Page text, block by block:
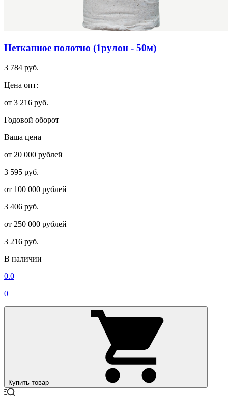
Нетканное полотно (1рулон - 50м)
3 784 руб.
Цена опт:
от 3 216 руб.
Годовой оборот
Ваша цена
от 20 000 рублей
3 595 руб.
от 100 000 рублей
3 406 руб.
от 250 000 рублей
3 216 руб.
В наличии
0.0
0
Купить товар